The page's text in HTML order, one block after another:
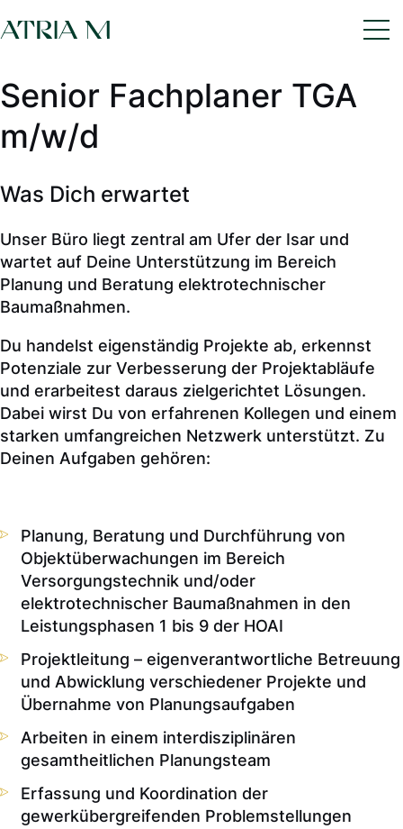
Senior Fachplaner TGA
m/w/d
Was Dich erwartet
Unser Büro liegt zentral am Ufer der Isar und
wartet auf Deine Unterstützung im Bereich
Planung und Beratung elektrotechnischer
Baumaßnahmen.
Du handelst eigenständig Projekte ab, erkennst
Potenziale zur Verbesserung der Projektabläufe
und erarbeitest daraus zielgerichtet Lösungen.
Dabei wirst Du von erfahrenen Kollegen und einem
starken umfangreichen Netzwerk unterstützt. Zu
Deinen Aufgaben gehören:
Planung, Beratung und Durchführung von
Objektüberwachungen im Bereich
Versorgungstechnik und/oder
elektrotechnischer Baumaßnahmen in den
Leistungsphasen 1 bis 9 der HOAI
Projektleitung – eigenverantwortliche Betreuung
und Abwicklung verschiedener Projekte und
Übernahme von Planungsaufgaben
Arbeiten in einem interdisziplinären
gesamtheitlichen Planungsteam
Erfassung und Koordination der
gewerkübergreifenden Problemstellungen